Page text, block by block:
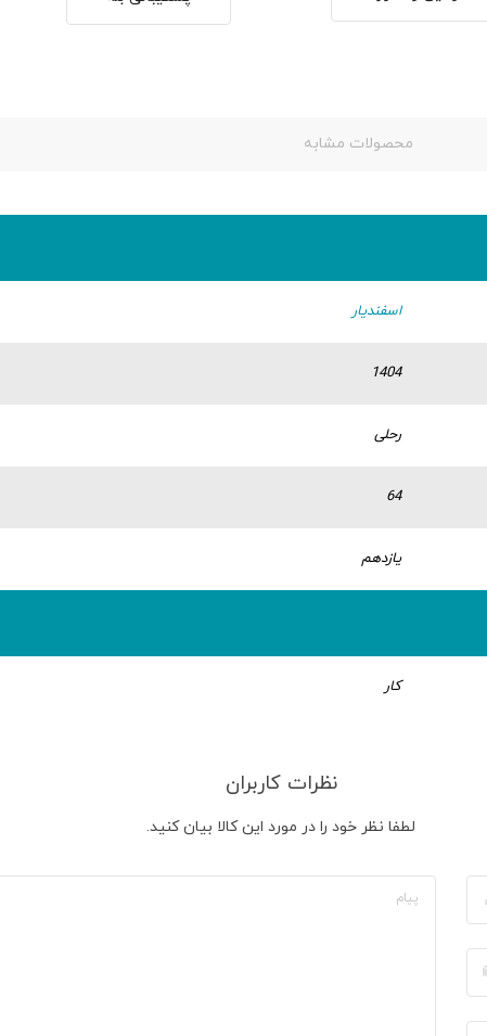
محصولات مشابه
اسفندیار
1404
رحلی
64
یازدهم
کار
نظرات کاربران
لطفا نظر خود را در مورد این کالا بیان کنید.